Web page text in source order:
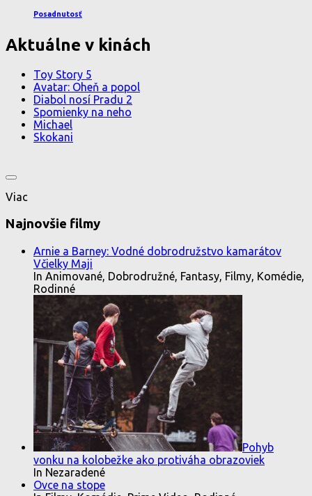
Posadnutosť
Aktuálne v kinách
Toy Story 5
Avatar: Oheň a popol
Diabol nosí Pradu 2
Spomienky na neho
Michael
Skokani
Viac
Najnovšie filmy
Arnie a Barney: Vodné dobrodružstvo kamarátov
Včielky Maji
In Animované, Dobrodružné, Fantasy, Filmy, Komédie,
Rodinné
Pohyb
vonku na kolobežke ako protiváha obrazoviek
In Nezaradené
Ovce na stope